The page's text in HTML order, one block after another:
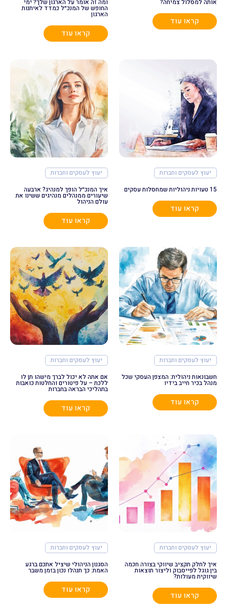
אותה למסלול צמיחה?
קראו עוד
ומה זה אומר על הארגון שלך? ימי
החופש של המנכ״ל כמדד לאיתנות
הארגון
קראו עוד
יעוץ לעסקים וחברות
15 טעויות ניהוליות שמחסלות עסקים
קראו עוד
יעוץ לעסקים וחברות
איך המנכ״ל הופך למנהיג? ארבעה
שיעורים ממנהלים מנהיגים ששינו את
עולם הניהול
קראו עוד
יעוץ לעסקים וחברות
חשבונאות ניהולית: המצפן העסקי שכל
מנהל בכיר חייב בידיו
קראו עוד
יעוץ לעסקים וחברות
אם אתה לא יכול לברך מישהו תן לו
ללכת – על פיטורים והחלטות כואבות
בתהליכי הבראה בחברות
קראו עוד
יעוץ לעסקים וחברות
איך לחלק תקציב שיווקי בצורה חכמה
בין גוגל לפייסבוק וליצור תוצאות
שיווקית מעולות?
קראו עוד
יעוץ לעסקים וחברות
הסגנון הניהולי שיציל אתכם ברגע
האמת: כך תנהלו נכון בזמן משבר
קראו עוד